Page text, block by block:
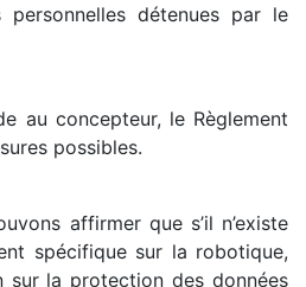
personnelles détenues par le
au concepteur, le Règlement
possibles.
affirmer que s’il n’existe
spécifique sur la robotique,
sur la protection des données